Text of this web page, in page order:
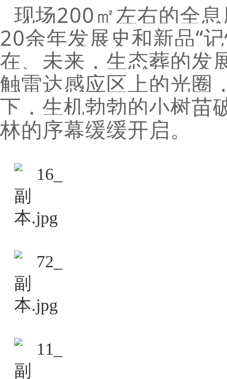
现场200㎡左右的全
20余年发展史和新品“
在、未来，生态葬的发
触雷达感应区上的光圈
下，生机勃勃的小树苗
林的序幕缓缓开启。